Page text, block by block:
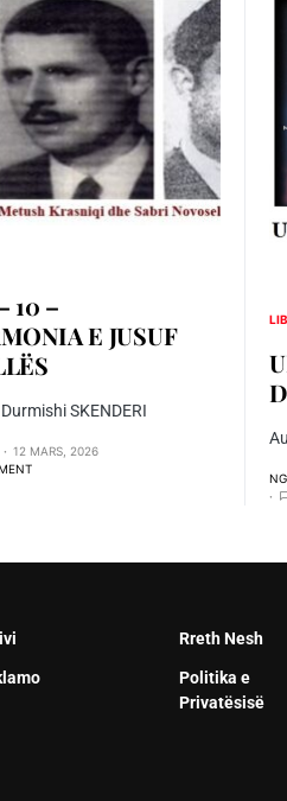
10 –
E JUSUF
SKENDERI
12 MARS, 2026
Rreth Nesh
Politika e
Privatësisë